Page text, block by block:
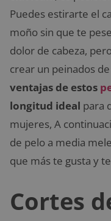
Puedes estirarte el
moño sin que te
dolor de cabeza,
crear un peinados
ventajas de estos
longitud ideal para
mujeres, A
de pelo a media
que más te gusta y
Cortes